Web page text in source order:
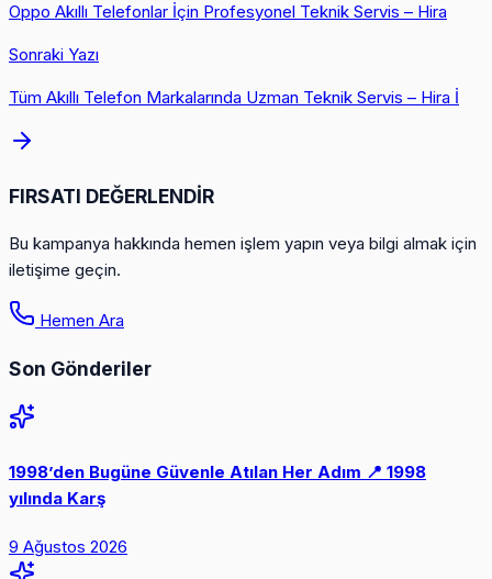
Oppo Akıllı Telefonlar İçin Profesyonel Teknik Servis – Hira
Sonraki Yazı
Tüm Akıllı Telefon Markalarında Uzman Teknik Servis – Hira İ
FIRSATI DEĞERLENDİR
Bu kampanya hakkında hemen işlem yapın veya bilgi almak için
iletişime geçin.
Hemen Ara
Son Gönderiler
1998’den Bugüne Güvenle Atılan Her Adım 📍 1998
yılında Karş
9 Ağustos 2026